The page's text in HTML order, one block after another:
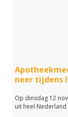
neer tijdens
Op dinsdag 12
uit heel Nederland